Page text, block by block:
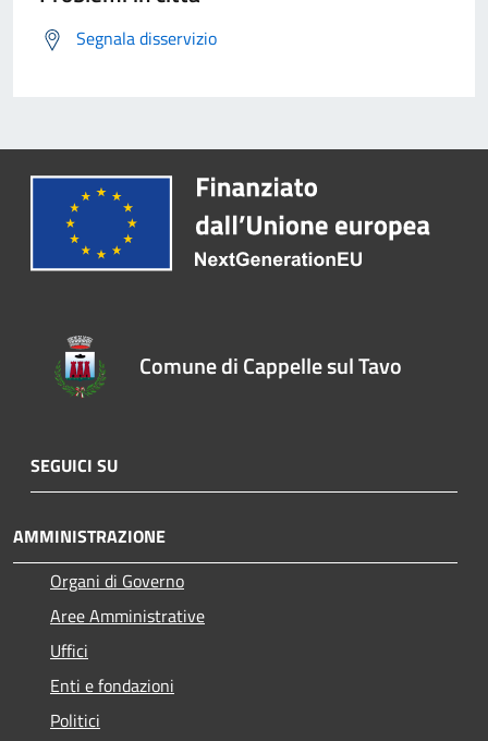
Segnala disservizio
Comune di Cappelle sul Tavo
SEGUICI SU
AMMINISTRAZIONE
Organi di Governo
Aree Amministrative
Uffici
Enti e fondazioni
Politici